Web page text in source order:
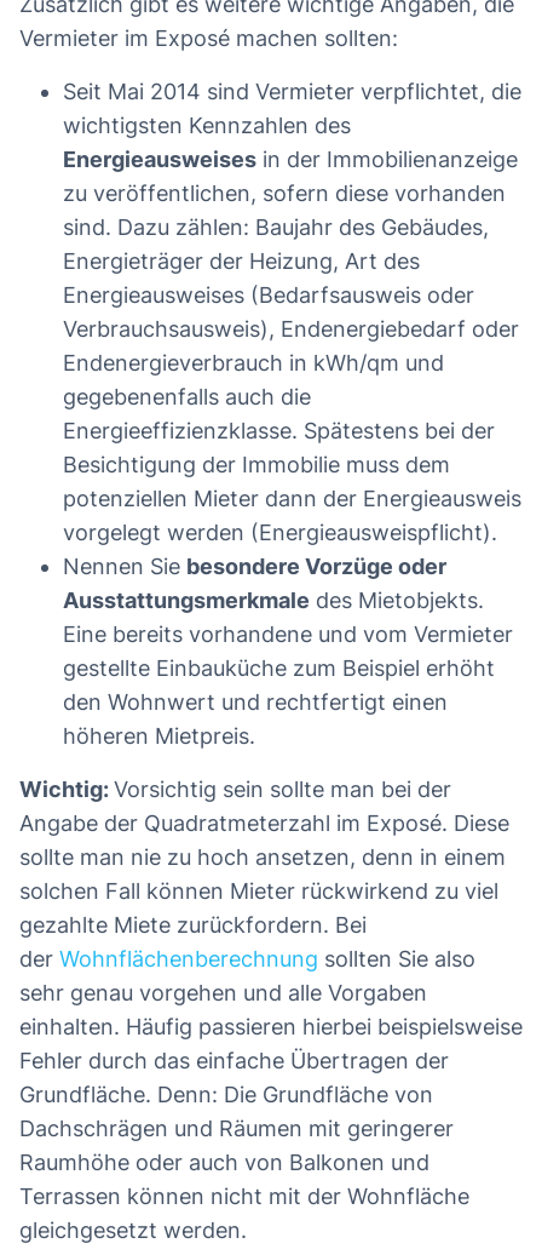
Vermieter im Exposé machen sollten:
Seit Mai 2014 sind Vermieter verpflichtet, die
wichtigsten Kennzahlen des
Energieausweises in der Immobilienanzeige
zu veröffentlichen, sofern diese vorhanden
sind. Dazu zählen: Baujahr des Gebäudes,
Energieträger der Heizung, Art des
Energieausweises (Bedarfsausweis oder
Verbrauchsausweis), Endenergiebedarf oder
Endenergieverbrauch in kWh/qm und
gegebenenfalls auch die
Energieeffizienzklasse. Spätestens bei der
Besichtigung der Immobilie muss dem
potenziellen Mieter dann der Energieausweis
vorgelegt werden (Energieausweispflicht).
Nennen Sie besondere Vorzüge oder
Ausstattungsmerkmale des Mietobjekts.
Eine bereits vorhandene und vom Vermieter
gestellte Einbauküche zum Beispiel erhöht
den Wohnwert und rechtfertigt einen
höheren Mietpreis.
Wichtig:Vorsichtig sein sollte man bei der
Angabe der Quadratmeterzahl im Exposé. Diese
sollte man nie zu hoch ansetzen, denn in einem
solchen Fall können Mieter rückwirkend zu viel
gezahlte Miete zurückfordern. Bei
der Wohnflächenberechnung sollten Sie also
sehr genau vorgehen und alle Vorgaben
einhalten. Häufig passieren hierbei beispielsweise
Fehler durch das einfache Übertragen der
Grundfläche. Denn: Die Grundfläche von
Dachschrägen und Räumen mit geringerer
Raumhöhe oder auch von Balkonen und
Terrassen können nicht mit der Wohnfläche
gleichgesetzt werden.